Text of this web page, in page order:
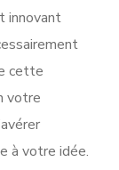
innovant
cette
votre
à votre idée.